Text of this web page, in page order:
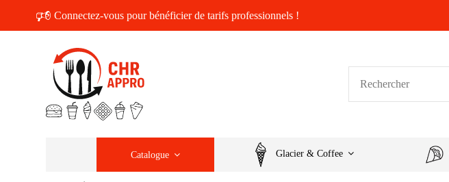
🕫 Connectez-vous pour bénéficier de tarifs professionnels !
Catalogue Glacier & Coffee